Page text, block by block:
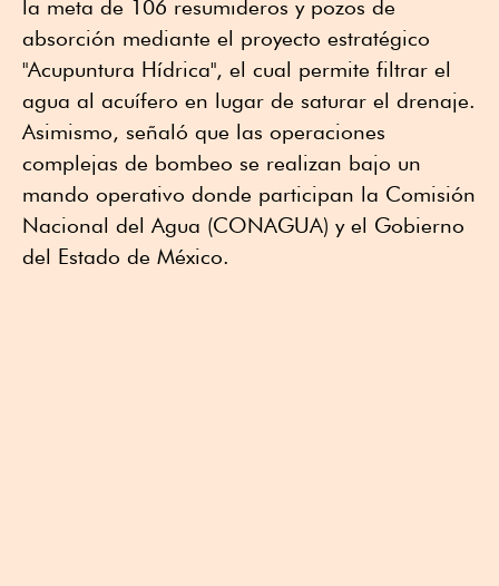
la meta de 106 resumideros y pozos de
absorción mediante el proyecto estratégico
"Acupuntura Hídrica", el cual permite filtrar el
agua al acuífero en lugar de saturar el drenaje.
Asimismo, señaló que las operaciones
complejas de bombeo se realizan bajo un
mando operativo donde participan la Comisión
Nacional del Agua (CONAGUA) y el Gobierno
del Estado de México.